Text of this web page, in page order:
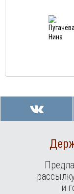
Туры в
Туры в
Туры в
Туры в
Туры в
Туры в
Туры в
Туры в
Туры в
Туры в
Туры в и